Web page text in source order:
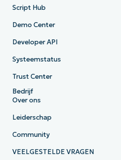
Script Hub
Demo Center
Developer API
Systeemstatus
Trust Center
Bedrijf
Over ons
Leiderschap
Community
VEELGESTELDE VRAGEN